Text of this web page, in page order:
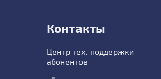
Контакты
Центр тех. поддержки
абонентов